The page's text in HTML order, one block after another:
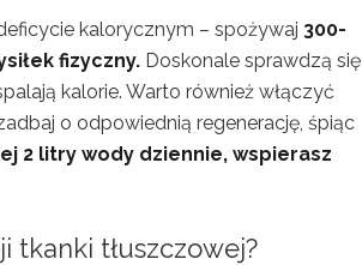
kalorycznym – spożywaj 300-
fizyczny. Doskonale sprawdzą się
kalorie. Warto również włączyć
o odpowiednią regenerację, śpiąc
2 litry wody dziennie, wspierasz
tkanki tłuszczowej?